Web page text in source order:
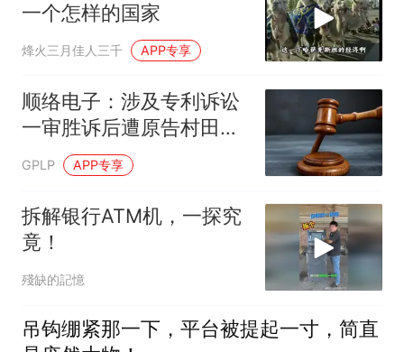
一个怎样的国家
烽火三月佳人三千 APP专享
顺络电子：涉及专利诉讼
一审胜诉后遭原告村田上
诉至最高院
GPLP APP专享
拆解银行ATM机，一探究
竟！
殘缺的記憶
吊钩绷紧那一下，平台被提起一寸，简直